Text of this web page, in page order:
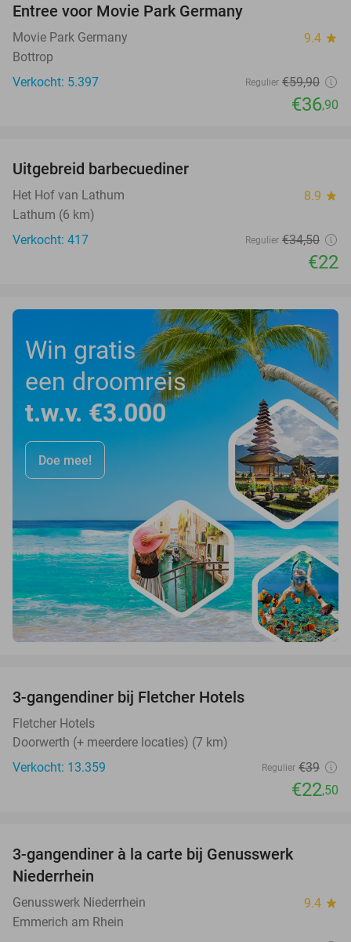
Entree voor Movie Park Germany
Movie Park Germany 9.4 star
Bottrop
Verkocht: 5.397
Regulier €59,90
€36,90
Uitgebreid barbecuediner
Het Hof van Lathum 8.9 star
Lathum (6 km)
Verkocht: 417
Regulier €34,50
€22
Win gratis
een droomreis
t.w.v. €3.000
Doe mee!
3-gangendiner bij Fletcher Hotels
Fletcher Hotels
Doorwerth (+ meerdere locaties) (7 km)
Verkocht: 13.359
Regulier €39
€22,50
3-gangendiner à la carte bij Genusswerk
Niederrhein
Genusswerk Niederrhein 9.4 star
Emmerich am Rhein